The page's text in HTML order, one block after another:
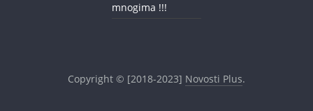
mnogima !!!
Copyright © [2018-2023] Novosti Plus.